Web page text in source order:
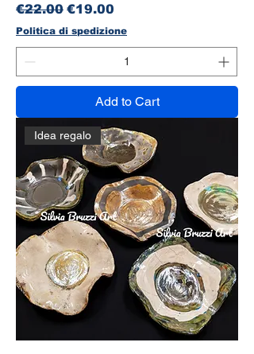
Regular Price
€22.00 Sale Price
€19.00
Politica di spedizione
Add to Cart
Idea regalo